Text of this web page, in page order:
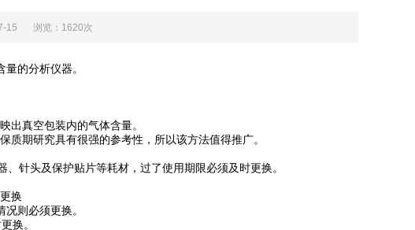
15 浏览：1620次
分析仪器。
出真空包装内的气体含量。
期研究具有很强的参考性，所以该方法值得推广。
头及保护贴片等耗材，过了使用期限必须及时更换。
换
必须更换。
。